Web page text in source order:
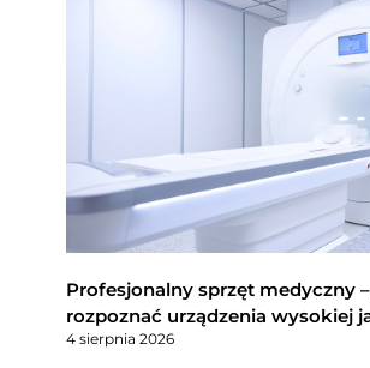
Profesjonalny sprzęt medyczny
rozpoznać urządzenia wysokiej
4 sierpnia 2026